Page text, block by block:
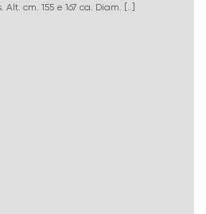
cm. 155 e 167 ca. Diam. [..]